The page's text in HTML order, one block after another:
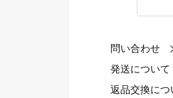
問い合わせ
発送について
返品交換につ